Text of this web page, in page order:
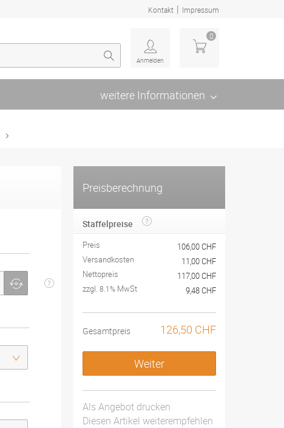
Kontakt | Impressum
Anmelden
0
weitere Informationen
Preisberechnung
Staffelpreise
Preis
106,00 CHF
Versandkosten
11,00 CHF
Nettopreis
117,00 CHF
zzgl. 8.1% MwSt 9,48 CHF
Gesamtpreis 126,50 CHF
Weiter
Als Angebot drucken
Diesen Artikel weiterempfehlen